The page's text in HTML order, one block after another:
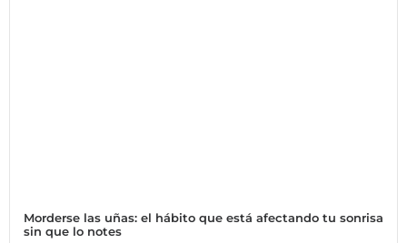
Morderse las uñas: el hábito que está afectando tu sonrisa
sin que lo notes